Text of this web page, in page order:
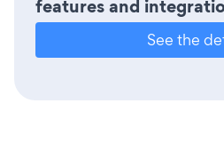
features and
See the